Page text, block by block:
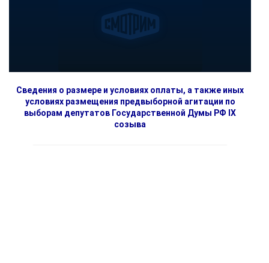
Сведения о размере и условиях оплаты, а также иных
условиях размещения предвыборной агитации по
выборам депутатов Государственной Думы РФ IX
созыва